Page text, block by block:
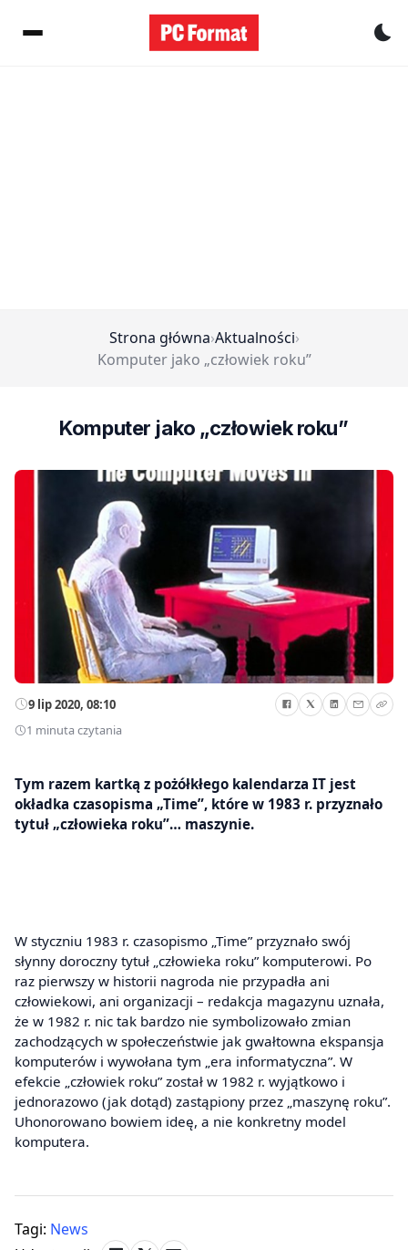
Strona główna›Aktualności›
Komputer jako „człowiek roku”
Komputer jako „człowiek roku”
9 lip 2020, 08:10
1 minuta czytania
Tym razem kartką z pożółkłego kalendarza IT jest
okładka czasopisma „Time”, które w 1983 r. przyznało
tytuł „człowieka roku”… maszynie.
W styczniu 1983 r. czasopismo „Time” przyznało swój
słynny doroczny tytuł „człowieka roku” komputerowi. Po
raz pierwszy w historii nagroda nie przypadła ani
człowiekowi, ani organizacji – redakcja magazynu uznała,
że w 1982 r. nic tak bardzo nie symbolizowało zmian
zachodzących w społeczeństwie jak gwałtowna ekspansja
komputerów i wywołana tym „era informatyczna”. W
efekcie „człowiek roku” został w 1982 r. wyjątkowo i
jednorazowo (jak dotąd) zastąpiony przez „maszynę roku”.
Uhonorowano bowiem ideę, a nie konkretny model
komputera.
Tagi: News